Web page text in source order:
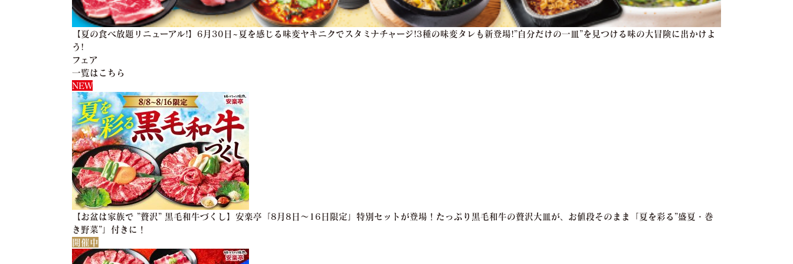
【夏の食べ放題リニューアル!】6月30日~夏を感じる味変ヤキニクでスタミナチャージ!3種の味変タレも新登場!”自分だけの一皿”を見つける味の大冒険に出かけよ
う!
フェア
一覧はこちら
NEW
【お盆は家族で ”贅沢” 黒毛和牛づくし】安楽亭「8月8日～16日限定」特別セットが登場！たっぷり黒毛和牛の贅沢大皿が、お値段そのまま「夏を彩る”盛夏・巻
き野菜”」付きに！
開催中